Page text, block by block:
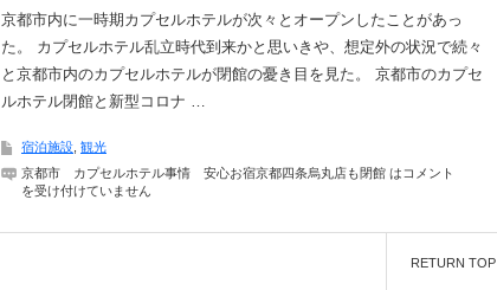
京都市内に一時期カプセルホテルが次々とオープンしたことがあっ
た。 カプセルホテル乱立時代到来かと思いきや、想定外の状況で続々
と京都市内のカプセルホテルが閉館の憂き目を見た。 京都市のカプセ
ルホテル閉館と新型コロナ …
宿泊施設 観光
京都市 カプセルホテル事情 安心お宿京都四条烏丸店も閉館 は コメント
を受け付けていません
RETURN TOP